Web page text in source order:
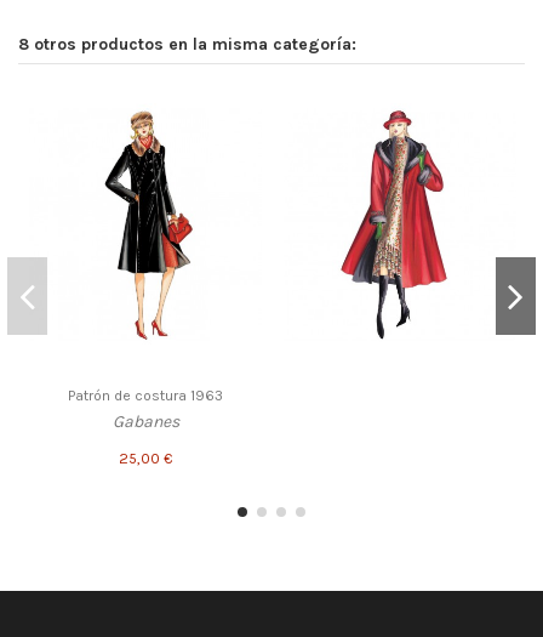
8 otros productos en la misma categoría:
Patrón de costura 1963
Gabanes
25,00 €